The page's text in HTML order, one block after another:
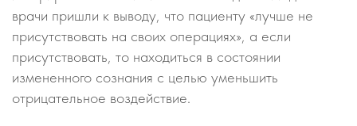
врачи пришли к выводу, что пациенту «лучше не
присутствовать на своих операциях», а если
присутствовать, то находиться в состоянии
измененного сознания с целью уменьшить
отрицательное воздействие.